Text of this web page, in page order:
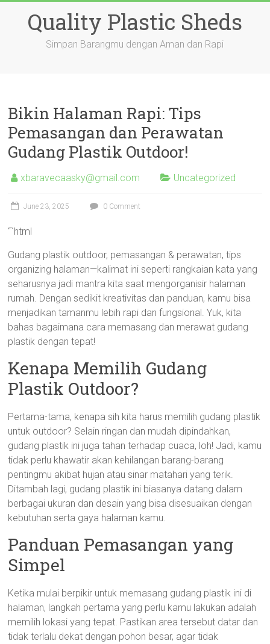
contentQuality Plastic Sheds
Simpan Barangmu dengan Aman dan Rapi
Bikin Halaman Rapi: Tips
Pemasangan dan Perawatan
Gudang Plastik Outdoor!
xbaravecaasky@gmail.com Uncategorized
June 23, 2025 0 Comment
“`html
Gudang plastik outdoor, pemasangan & perawatan, tips
organizing halaman—kalimat ini seperti rangkaian kata yang
seharusnya jadi mantra kita saat mengorganisir halaman
rumah. Dengan sedikit kreativitas dan panduan, kamu bisa
menjadikan tamanmu lebih rapi dan fungsional. Yuk, kita
bahas bagaimana cara memasang dan merawat gudang
plastik dengan tepat!
Kenapa Memilih Gudang
Plastik Outdoor?
Pertama-tama, kenapa sih kita harus memilih gudang plastik
untuk outdoor? Selain ringan dan mudah dipindahkan,
gudang plastik ini juga tahan terhadap cuaca, loh! Jadi, kamu
tidak perlu khawatir akan kehilangan barang-barang
pentingmu akibat hujan atau sinar matahari yang terik.
Ditambah lagi, gudang plastik ini biasanya datang dalam
berbagai ukuran dan desain yang bisa disesuaikan dengan
kebutuhan serta gaya halaman kamu.
Panduan Pemasangan yang
Simpel
Ketika mulai berpikir untuk memasang gudang plastik ini di
halaman, langkah pertama yang perlu kamu lakukan adalah
memilih lokasi yang tepat. Pastikan area tersebut datar dan
tidak terlalu dekat dengan pohon besar, agar tidak